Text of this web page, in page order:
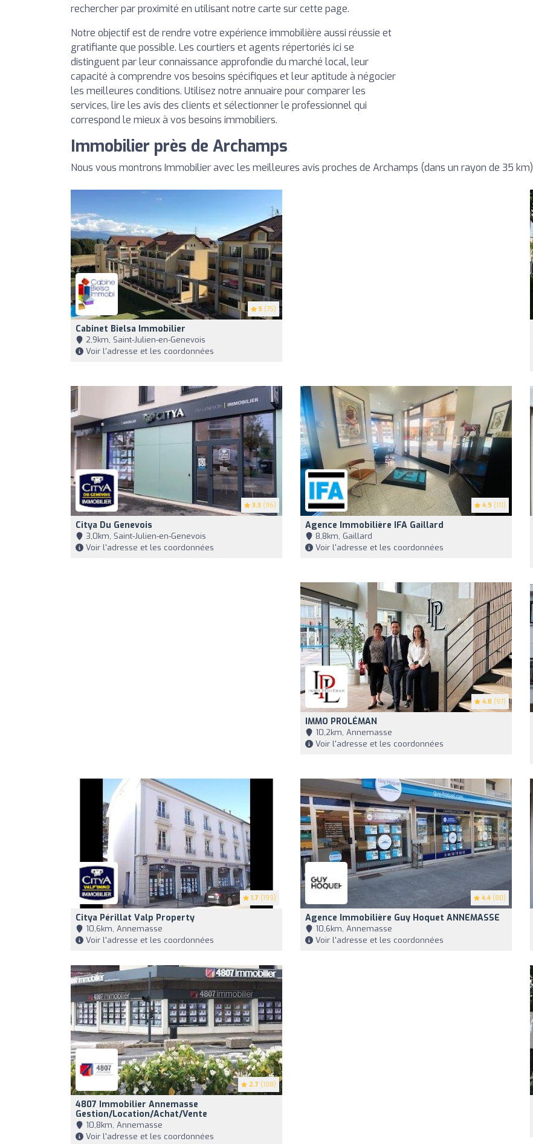
rechercher par proximité en utilisant notre carte sur cette page.
Notre objectif est de rendre votre expérience immobilière aussi réussie et
gratifiante que possible. Les courtiers et agents répertoriés ici se
distinguent par leur connaissance approfondie du marché local, leur
capacité à comprendre vos besoins spécifiques et leur aptitude à négocier
les meilleures conditions. Utilisez notre annuaire pour comparer les
services, lire les avis des clients et sélectionner le professionnel qui
correspond le mieux à vos besoins immobiliers.
Immobilier près de Archamps
Nous vous montrons Immobilier avec les meilleures avis proches de Archamps (dans un rayon de 35 km)
5 (75)
Cabinet Bielsa Immobilier
2,9km, Saint-Julien-en-Genevois
Voir l'adresse et les coordonnées
3.3 (96)
Citya Du Genevois
3,0km, Saint-Julien-en-Genevois
Voir l'adresse et les coordonnées
4.9 (111)
Agence Immobilière IFA Gaillard
8,8km, Gaillard
Voir l'adresse et les coordonnées
4.8 (97)
IMMO PROLÉMAN
10,2km, Annemasse
Voir l'adresse et les coordonnées
1.7 (199)
Citya Périllat Valp Property
10,6km, Annemasse
Voir l'adresse et les coordonnées
4.4 (80)
Agence Immobilière Guy Hoquet ANNEMASSE
10,6km, Annemasse
Voir l'adresse et les coordonnées
2.7 (108)
4807 Immobilier Annemasse
Gestion/Location/Achat/Vente
10,8km, Annemasse
Voir l'adresse et les coordonnées